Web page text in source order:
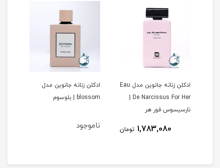
ادکلن زنانه جانوین مدل Eau
نارسیسوس فور هر
1,783,080 تومان
ادکلن زنانه جانوین مدل
blossom | بلوسوم
ناموجود